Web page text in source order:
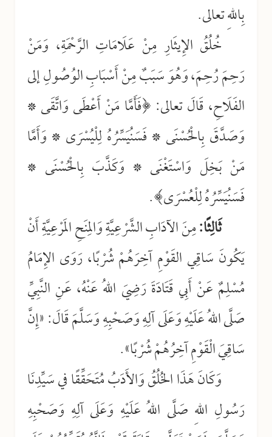
بِاللهِ تعالى.
خُلُقُ الإِيثَارِ مِنْ عَلَامَاتِ الرَّحْمَةِ، وَمَنْ
رَحِمَ رُحِمَ، وَهُوَ سَبَبٌ مِنْ أَسْبَابِ الوُصُولِ إلى
الفَلَاحِ، قَالَ تعالى: ﴿فَأَمَّا مَنْ أَعْطَى وَاتَّقَى *
وَصَدَّقَ بِالْحُسْنَى * فَسَنُيَسِّرُهُ لِلْيُسْرَى * وَأَمَّا
مَنْ بَخِلَ وَاسْتَغْنَى * وَكَذَّبَ بِالْحُسْنَى *
فَسَنُيَسِّرُهُ لِلْعُسْرَى﴾.
ثَالِثًا:مِنَ الآدَابِ الشَّرْعِيَّةِ وَالمِنَحِ المَرْعِيَّةِ أَنْ
يَكُونَ سَاقِي القَوْمِ آخِرَهُمْ شُرْبًا، رَوَى الإِمَامُ
مُسْلِمٌ عَنْ أَبِي قَتَادَةَ رَضِيَ اللهُ عَنْهُ، عَنِ النَّبِيِّ
صَلَّى اللهُ عَلَيْهِ وَعَلَى آلِهِ وَصَحْبِهِ وَسَلَّمَ قَالَ: «إِنَّ
سَاقِيَ الْقَوْمِ آخِرُهُمْ شُرْبًا».
وَكَانَ هَذَا الخُلُقُ وَالأَدَبُ مُتَحَقِّقًا في سَيِّدِنَا
رَسُولِ اللهِ صَلَّى اللهُ عَلَيْهِ وَعَلَى آلِهِ وَصَحْبِهِ